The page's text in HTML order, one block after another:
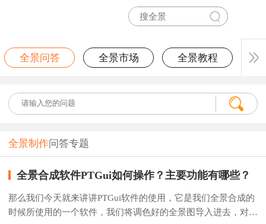
全景问答 全景市场 全景教程
全景制作问答专题
全景合成软件PTGui如何操作？主要功能有哪些？
那么我们今天就来讲讲PTGui软件的使用，它是我们全景合成的
时候所使用的一个软件，我们将调色好的全景图导入进去，对齐